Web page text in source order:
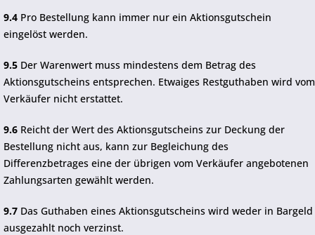
9.4 Pro Bestellung kann immer nur ein Aktionsgutschein
eingelöst werden.
9.5 Der Warenwert muss mindestens dem Betrag des
Aktionsgutscheins entsprechen. Etwaiges Restguthaben wird vom
Verkäufer nicht erstattet.
9.6 Reicht der Wert des Aktionsgutscheins zur Deckung der
Bestellung nicht aus, kann zur Begleichung des
Differenzbetrages eine der übrigen vom Verkäufer angebotenen
Zahlungsarten gewählt werden.
9.7 Das Guthaben eines Aktionsgutscheins wird weder in Bargeld
ausgezahlt noch verzinst.